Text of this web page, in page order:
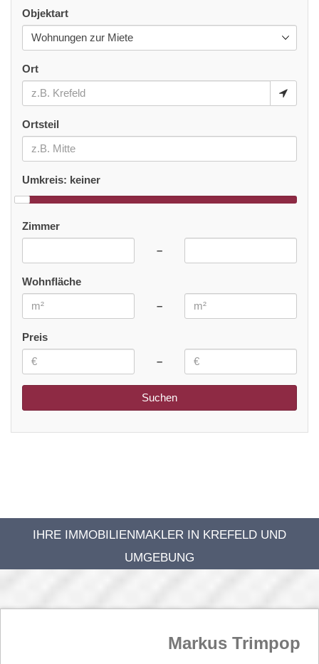
Objektart
Ort
Ortsteil
Umkreis: keiner
Zimmer
–
Wohnfläche
–
Preis
–
IHRE IMMOBILIENMAKLER IN KREFELD UND
UMGEBUNG
Markus Trimpop